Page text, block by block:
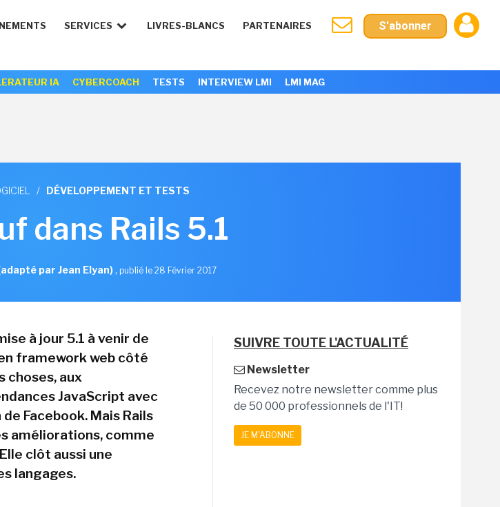
SERVICES LIVRES-BLANCS PARTENAIRES S'abonner
IA CYBERCOACH TESTS INTERVIEW LMI LMI MAG
/ DÉVELOPPEMENT ET TESTS
dans Rails 5.1
par Jean Elyan), publié le 28 Février 2017
à jour 5.1 à venir de
framework web côté
choses, aux
JavaScript avec
Facebook. Mais Rails
améliorations, comme
clôt aussi une
langages.
SUIVRE TOUTE L'ACTUALITÉ
Newsletter
Recevez notre newsletter comme plus
de 50 000 professionnels de l'IT!
JE M'ABONNE